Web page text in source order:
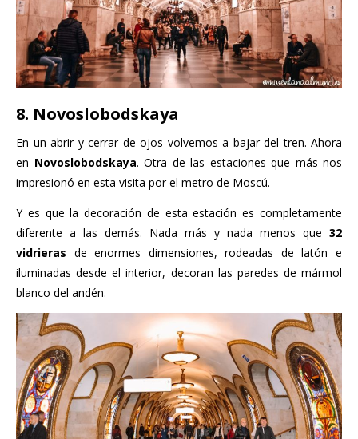
8. Novoslobodskaya
En un abrir y cerrar de ojos volvemos a bajar del tren. Ahora
en Novoslobodskaya. Otra de las estaciones que más nos
impresionó en esta visita por el metro de Moscú.
Y es que la decoración de esta estación es completamente
diferente a las demás. Nada más y nada menos que 32
vidrieras de enormes dimensiones, rodeadas de latón e
iluminadas desde el interior, decoran las paredes de mármol
blanco del andén.